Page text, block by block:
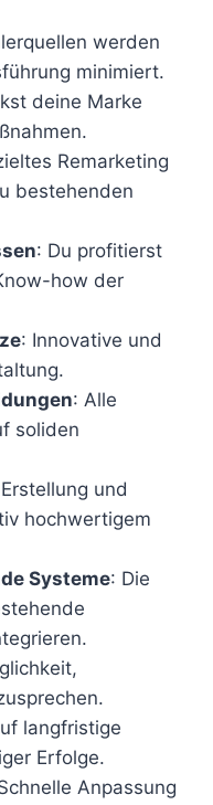
werden
minimiert.
deine Marke
Remarketing
bestehenden
: Du profitierst
how der
: Innovative und
: Alle
soliden
und
hochwertigem
Systeme: Die
langfristige
Erfolge.
Anpassung